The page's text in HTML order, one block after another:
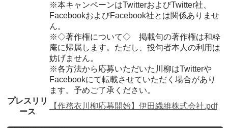
※本キャンペーンはTwitterおよびTwitter社、
FacebookおよびFacebook社とは関係ありませ
ん。
※◇著作権について◇ 掲載句の著作権は和粋
庵に帰属します。ただし、投句者本人の利用は
妨げません。
※各方法から応募いただいた川柳はTwitterや
Facebookにて転載させていただく場合があり
ます。予めご了承ください。
プレスリリ
ース
【作務衣川柳応募開始】伊田繊維株式会社.pdf